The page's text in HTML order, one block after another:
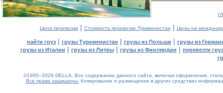
Цена перевозки | Стоимость перевозки Туркменистан | Цены на
найти груз | грузы Туркменистан | грузы из Польши | грузы из
грузы из Италии | грузы из Литвы| грузы из Финляндии | перевезти груз
©1995–2026 DELLA. Все содержание данного сайта, включая оформление,
Все права защищены. Копирование и размещение в других средствах